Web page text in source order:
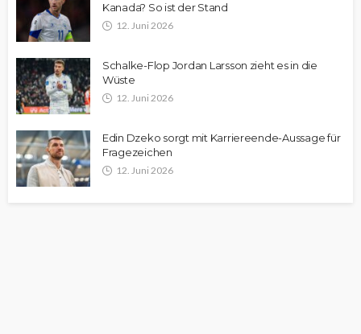
Kanada? So ist der Stand
12. Juni 2026
Schalke-Flop Jordan Larsson zieht es in die
Wüste
12. Juni 2026
Edin Dzeko sorgt mit Karriereende-Aussage für
Fragezeichen
12. Juni 2026